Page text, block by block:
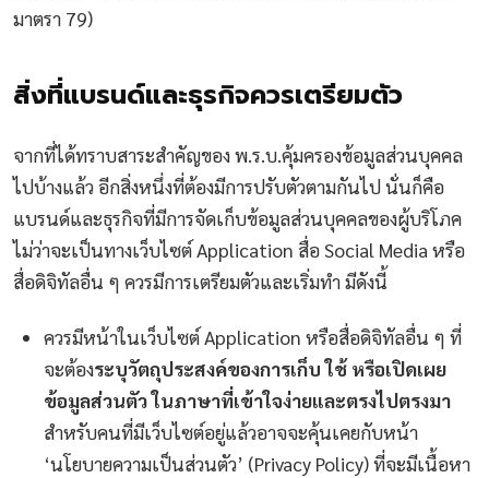
มาตรา 79)
สิ่งที่แบรนด์และธุรกิจควรเตรียมตัว
จากที่ได้ทราบสาระสำคัญของ พ.ร.บ.คุ้มครองข้อมูลส่วนบุคคล
ไปบ้างแล้ว อีกสิ่งหนึ่งที่ต้องมีการปรับตัวตามกันไป นั่นก็คือ
แบรนด์และธุรกิจที่มีการจัดเก็บข้อมูลส่วนบุคคลของผู้บริโภค
ไม่ว่าจะเป็นทางเว็บไซต์ Application สื่อ Social Media หรือ
สื่อดิจิทัลอื่น ๆ ควรมีการเตรียมตัวและเริ่มทำ มีดังนี้
ควรมีหน้าในเว็บไซต์ Application หรือสื่อดิจิทัลอื่น ๆ ที่
จะต้องระบุวัตถุประสงค์ของการเก็บ ใช้ หรือเปิดเผย
ข้อมูลส่วนตัว ในภาษาที่เข้าใจง่ายและตรงไปตรงมา
สำหรับคนที่มีเว็บไซต์อยู่แล้วอาจจะคุ้นเคยกับหน้า
‘นโยบายความเป็นส่วนตัว’ (Privacy Policy) ที่จะมีเนื้อหา